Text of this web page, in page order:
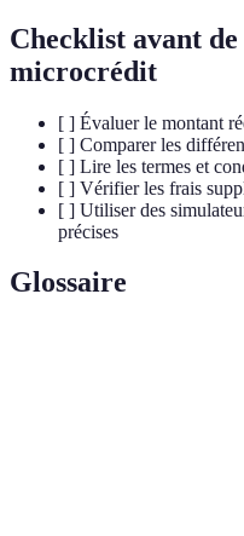
Checklist avant
microcrédit
[ ] Évaluer le montant
[ ] Comparer les
[ ] Lire les termes et
[ ] Vérifier les frais
[ ] Utiliser des
précises
Glossaire